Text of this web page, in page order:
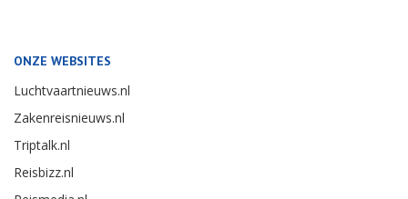
ONZE WEBSITES
Luchtvaartnieuws.nl
Zakenreisnieuws.nl
Triptalk.nl
Reisbizz.nl